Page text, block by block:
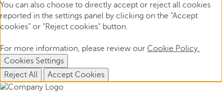
You can also choose to directly accept or reject all cookies
reported in the settings panel by clicking on the "Accept
cookies" or "Reject cookies" button.
For more information, please review our Cookie Policy.
Cookies Settings
Reject All
Accept Cookies